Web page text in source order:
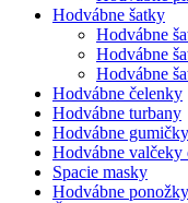
Hodvábne šatky
Hodvábne
Hodvábne
Hodvábne
Hodvábne čelenky
Hodvábne turbany
Hodvábne gumičky
Hodvábne valčeky
Spacie masky
Hodvábne ponožky